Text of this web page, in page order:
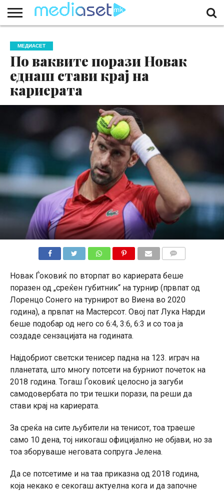
НАС
КОНТАКТ
МАРКЕТИНГ
ПОЧЕТНА
МЕДИАСЕТ
По ваквите порази Новак
еднаш стави крај на
кариерата
Новак Ѓоковиќ по вторпат во кариерата беше
поразен од „среќен губитник“ на турнир (првпат од
Лоренцо Сонего на турнирот во Виена во 2020
година), а првпат на Мастерсот. Овој пат Лука Нарди
беше подобар од него со 6:4, 3:6, 6:3 и со тоа ја
создаде сензацијата на годината.
Најдобриот светски тенисер падна на 123. играч на
планетата, што многу потсети на бурниот почеток на
2018 година. Тогаш Ѓоковиќ целосно ја загуби
самодовербата по три тешки порази, па реши да
стави крај на кариерата.
За среќа на сите љубители на тенисот, тоа траеше
само 10 дена, тој никогаш официјално не објави, но за
тоа зборуваше неговата сопруга Јелена.
Да се ​​потсетиме и на таа приказна од 2018 година,
која некако е секогаш актуелна кога и да започне